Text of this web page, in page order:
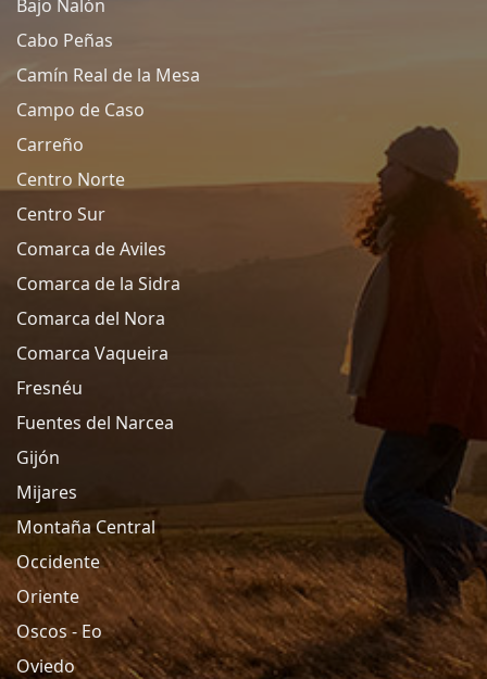
Bajo Nalón
Cabo Peñas
Camín Real de la Mesa
Campo de Caso
Carreño
Centro Norte
Centro Sur
Comarca de Aviles
Comarca de la Sidra
Comarca del Nora
Comarca Vaqueira
Fresnéu
Fuentes del Narcea
Gijón
Mijares
Montaña Central
Occidente
Oriente
Oscos - Eo
Oviedo